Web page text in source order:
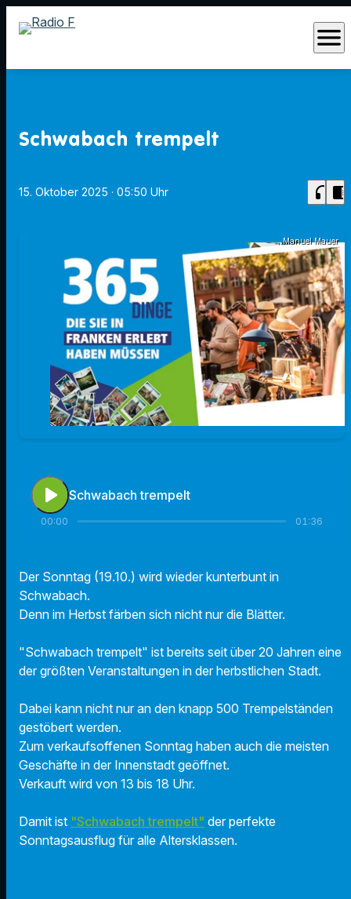
menu
Schwabach trempelt
15. Oktober 2025 · 05:50 Uhr headphones chrome_reader_mode
Manuel Mauer
play_arrow Schwabach trempelt
00:00 01:36
Der Sonntag (19.10.) wird wieder kunterbunt in
Schwabach.
Denn im Herbst färben sich nicht nur die Blätter.
"Schwabach trempelt" ist bereits seit über 20 Jahren eine
der größten Veranstaltungen in der herbstlichen Stadt.
Dabei kann nicht nur an den knapp 500 Trempelständen
gestöbert werden.
Zum verkaufsoffenen Sonntag haben auch die meisten
Geschäfte in der Innenstadt geöffnet.
Verkauft wird von 13 bis 18 Uhr.
Damit ist "Schwabach trempelt" der perfekte
Sonntagsausflug für alle Altersklassen.